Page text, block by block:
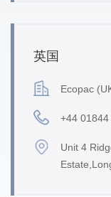
英国
Ecopac
+44
Unit 4